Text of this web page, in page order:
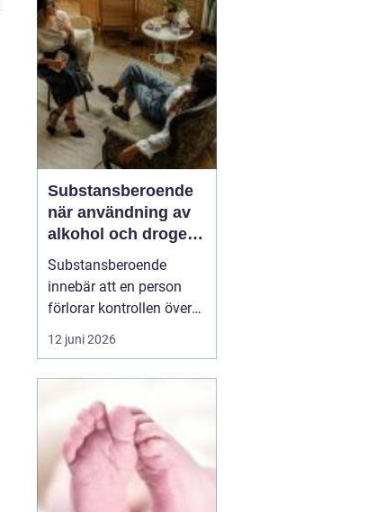
typ av massage kan
hjälpa både kroppen och
hjärnan att varva ner,
lindra smärta...
Substansberoende
när användning av
alkohol och droger
tar över vardagen
Substansberoende
innebär att en person
förlorar kontrollen över
sin konsumtion av
alkohol, läkemedel eller
användning och
återhämtning. Relationer,
arbete, hälsa och
självkänsla påverkas
steg för steg, ofta...
12 juni 2026